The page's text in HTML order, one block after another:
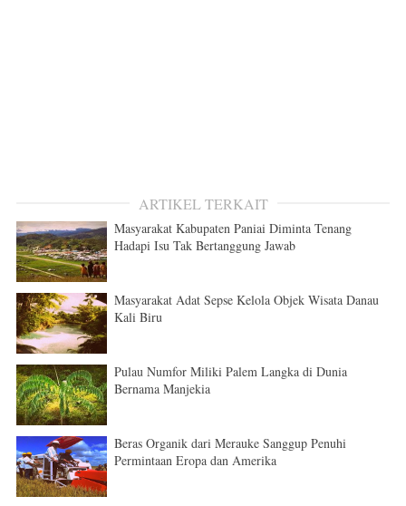
ARTIKEL TERKAIT
Masyarakat Kabupaten Paniai Diminta Tenang
Hadapi Isu Tak Bertanggung Jawab
Masyarakat Adat Sepse Kelola Objek Wisata Danau
Kali Biru
Pulau Numfor Miliki Palem Langka di Dunia
Bernama Manjekia
Beras Organik dari Merauke Sanggup Penuhi
Permintaan Eropa dan Amerika